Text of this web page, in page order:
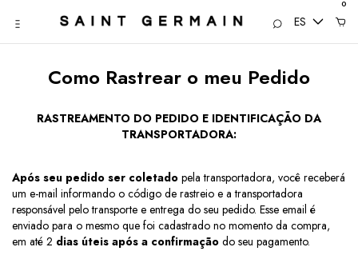
ES
0
Como Rastrear o meu Pedido
RASTREAMENTO DO PEDIDO E IDENTIFICAÇÃO DA
TRANSPORTADORA:
Após seu pedido ser coletado pela transportadora, você receberá
um e-mail informando o código de rastreio e a transportadora
responsável pelo transporte e entrega do seu pedido. Esse email é
enviado para o mesmo que foi cadastrado no momento da compra,
em até 2 dias úteis após a confirmação do seu pagamento.